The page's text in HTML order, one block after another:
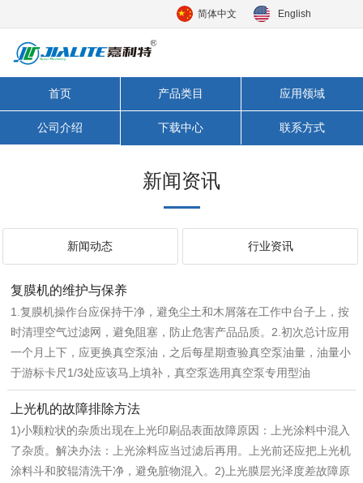
简体中文 English
首页 产品类目 应用领域
公司介绍 下载中心 联系方式
新闻资讯
新闻动态 行业资讯
复膜机的维护与保养
1.复膜机操作台应保持干净，避免尘土和木屑落在工作中台子上，按
时清理空气过滤网，避免阻塞，防止危害产品品质。2.初次总计应用
一个月上下，应更换真空泵油，之后每星期查验真空泵油量，油量小
于游标卡尺1/3处应该马上填补，真空泵选用真空泵专用型油
上光机的故障排除方法
1)小颗粒状的杂质出现在上光印刷品表面故障原因：上光涂料中混入
了杂质。解决办法：上光涂料应当过滤后再用。上光前还应把上光机
涂料斗和胶辊清洗干净，避免脏物混入。2)上光膜层光泽度差故障原